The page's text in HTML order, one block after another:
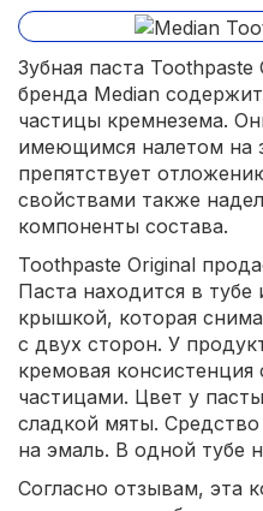
Зубная паста Toothpaste
бренда Median
частицы кремнезема.
имеющимся налетом на
препятствует
свойствами также
компоненты состава.
Toothpaste Original
Паста находится в тубе
крышкой, которая
с двух сторон. У
кремовая
частицами. Цвет у
сладкой мяты.
на эмаль. В одной тубе
Согласно отзывам, эта